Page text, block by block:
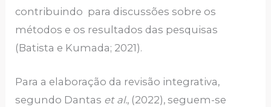
contribuindo para discussões sobre os
métodos e os resultados das pesquisas
(Batista e Kumada; 2021).
Para a elaboração da revisão integrativa,
segundo Dantas et al., (2022), seguem-se